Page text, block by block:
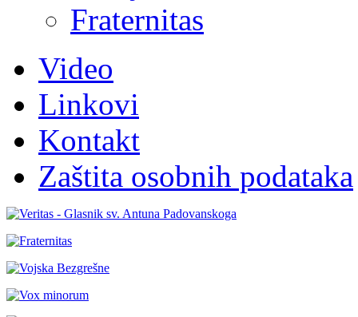
Fraternitas
Video
Linkovi
Kontakt
Zaštita osobnih podataka